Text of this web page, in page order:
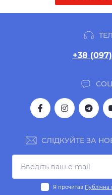
+38
СЛІДКУЙТЕ ЗА
Я прочитав Публічна